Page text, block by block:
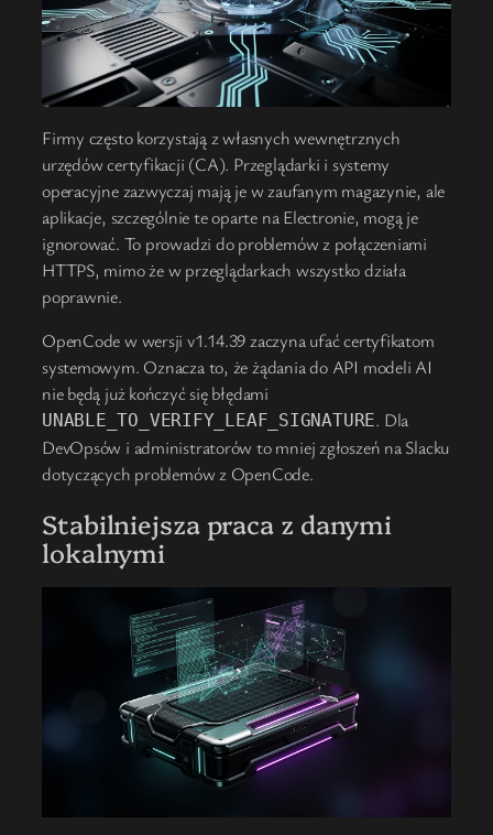
Firmy często korzystają z własnych wewnętrznych
urzędów certyfikacji (CA). Przeglądarki i systemy
operacyjne zazwyczaj mają je w zaufanym magazynie, ale
aplikacje, szczególnie te oparte na Electronie, mogą je
ignorować. To prowadzi do problemów z połączeniami
HTTPS, mimo że w przeglądarkach wszystko działa
poprawnie.
OpenCode w wersji v1.14.39 zaczyna ufać certyfikatom
systemowym. Oznacza to, że żądania do API modeli AI
nie będą już kończyć się błędami
UNABLE_TO_VERIFY_LEAF_SIGNATURE. Dla
DevOpsów i administratorów to mniej zgłoszeń na Slacku
dotyczących problemów z OpenCode.
Stabilniejsza praca z danymi
lokalnymi